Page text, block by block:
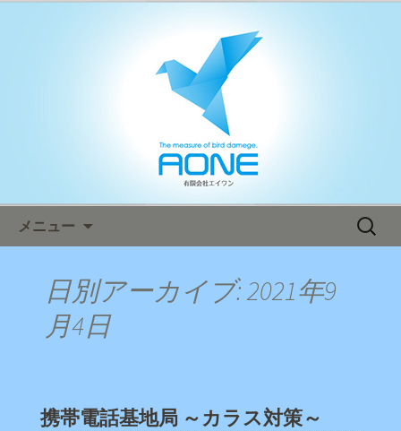
エイワン オフィシャルブログ
メニュー
検
日別アーカイブ: 2021年9
月4日
携帯電話基地局 ～カラス対策～